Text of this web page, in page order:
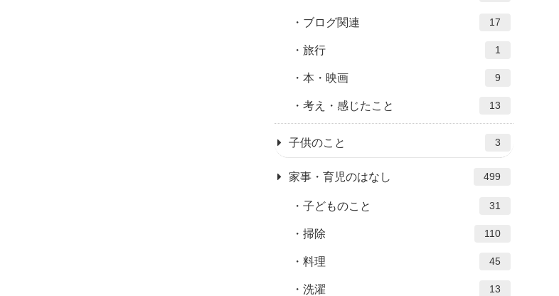
ブログ関連 17
旅行 1
本・映画 9
考え・感じたこと 13
子供のこと 3
家事・育児のはなし 499
子どものこと 31
掃除 110
料理 45
洗濯 13